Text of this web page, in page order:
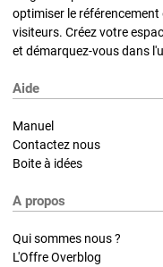
optimiser le
visiteurs. Créez votre
et démarquez-vous dans
Aide
Manuel
Contactez nous
Boite à idées
A propos
Qui sommes nous ?
L'Offre Overblog